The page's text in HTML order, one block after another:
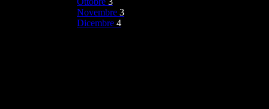
Novembre 3
Dicembre 4